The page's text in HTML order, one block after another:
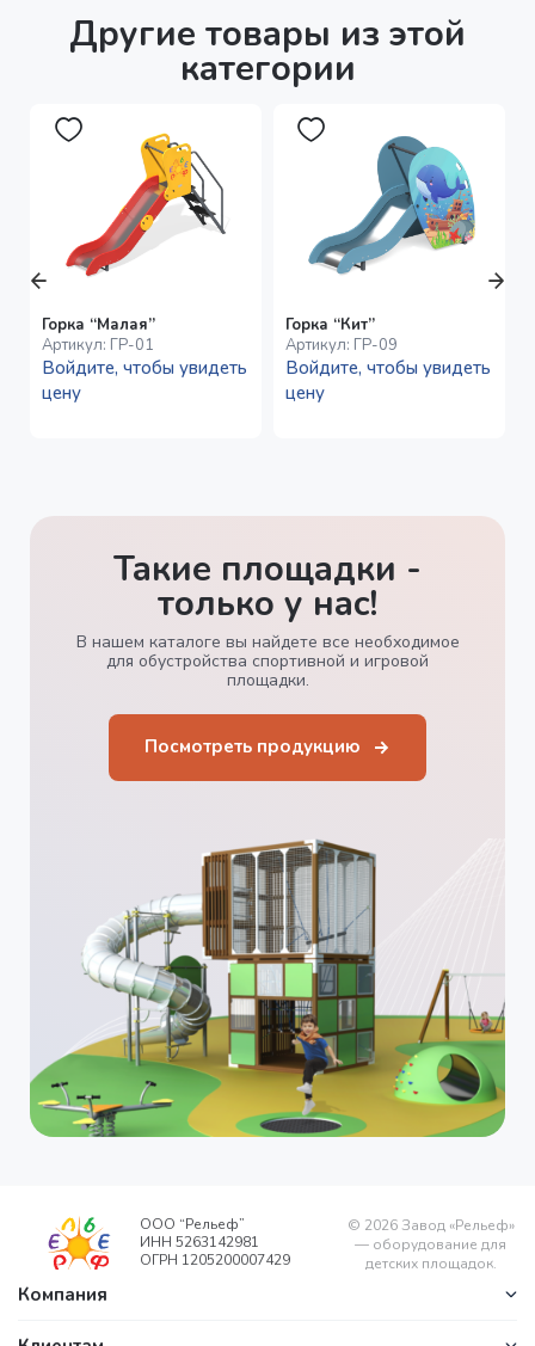
Другие товары из этой
категории
Горка “Малая”
Артикул: ГР-01
Войдите, чтобы увидеть
цену
Горка “Кит”
Артикул: ГР-09
Войдите, чтобы увидеть
цену
Такие площадки -
только у нас!
В нашем каталоге вы найдете все необходимое
для обустройства спортивной и игровой
площадки.
Посмотреть продукцию
ООО “Рельеф”
ИНН 5263142981
ОГРН 1205200007429
© 2026Завод «Рельеф»
— оборудование для
детских площадок.
Компания